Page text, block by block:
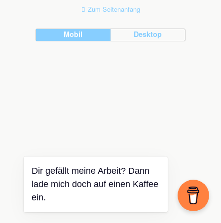
Zum Seitenanfang
Mobil Desktop
Dir gefällt meine Arbeit? Dann
lade mich doch auf einen Kaffee
ein.